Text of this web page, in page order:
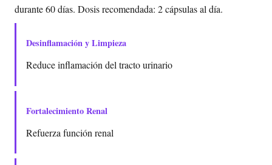
durante 60 días. Dosis recomendada: 2 cápsulas al día.
Desinflamación y Limpieza
Reduce inflamación del tracto urinario
Fortalecimiento Renal
Refuerza función renal